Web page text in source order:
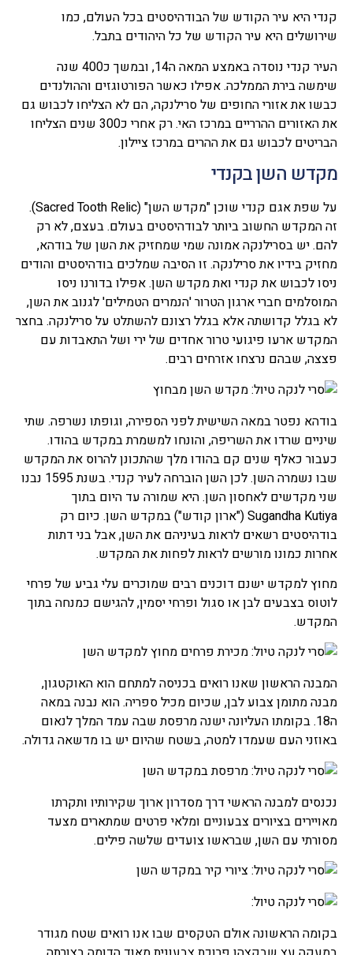
קנדי היא עיר הקודש של הבודהיסטים בכל העולם, כמו
שירושלים היא עיר הקודש של כל היהודים בתבל.
העיר קנדי נוסדה באמצע המאה ה14, ובמשך כ400 שנה
שימשה בירת הממלכה. אפילו כאשר הפורטוגזים וההולנדים
כבשו את אזורי החופים של סרילנקה, הם לא הצליחו לכבוש גם
את האזורים ההרריים במרכז האי. רק אחרי כ300 שנים הצליחו
הבריטים לכבוש גם את ההרים במרכז ציילון.
מקדש השן בקנדי
על שפת אגם קנדי שוכן "מקדש השן" (Sacred Tooth Relic).
זה המקדש החשוב ביותר לבודהיסטים בעולם. בעצם, לא רק
להם. יש בסרילנקה אמונה שמי שמחזיק את השן של בודהא,
מחזיק בידיו את סרילנקה. זו הסיבה שמלכים בודהיסטים והודים
ניסו לכבוש את קנדי ואת מקדש השן. אפילו בדורנו ניסו
המוסלמים חברי ארגון הטרור 'הנמרים הטמילים' לגנוב את השן,
לא בגלל קדושתה אלא בגלל רצונם להשתלט על סרילנקה. בחצר
המקדש ארעו פיגועי טרור אחדים של ירי ושל התאבדות עם
פצצה, שבהם נרצחו אזרחים רבים.
בודהא נפטר במאה השישית לפני הספירה, וגופתו נשרפה. שתי
שיניים שרדו את השריפה, והונחו למשמרת במקדש בהודו.
כעבור כאלף שנים קם בהודו מלך שהתכונן להרוס את המקדש
שבו נשמרה השן. לכן השן הוברחה לעיר קנדי. בשנת 1595 נבנו
שני מקדשים לאחסון השן. היא שמורה עד היום בתוך
Sugandha Kutiya ("ארון קודש") במקדש השן. כיום רק
בודהיסטים רשאים לראות בעיניהם את השן, אבל בני דתות
אחרות כמונו מורשים לראות לפחות את המקדש.
מחוץ למקדש ישנם דוכנים רבים שמוכרים עלי גביע של פרחי
לוטוס בצבעים לבן או סגול ופרחי יסמין, להגישם כמנחה בתוך
המקדש.
המבנה הראשון שאנו רואים בכניסה למתחם הוא האוקטגון,
מבנה מתומן צבוע לבן, שכיום מכיל ספריה. הוא נבנה במאה
ה18. בקומתו העליונה ישנה מרפסת שבה עמד המלך לנאום
באוזני העם שעמדו למטה, בשטח שהיום יש בו מדשאה גדולה.
נכנסים למבנה הראשי דרך מסדרון ארוך שקירותיו ותקרתו
מאויירים בציורים צבעוניים ומלאי פרטים שמתארים מצעד
מסורתי עם השן, שבראשו צועדים שלשה פילים.
בקומה הראשונה אולם הטקסים שבו אנו רואים שטח מגודר